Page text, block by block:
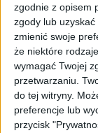
zgodnie z opisem
zgody lub uzyskać
zmienić swoje
że niektóre
wymagać Twojej
przetwarzaniu.
do tej witryny.
preferencje lub
przycisk
–
nowe
są te na
twierdzą
Obecnie czas